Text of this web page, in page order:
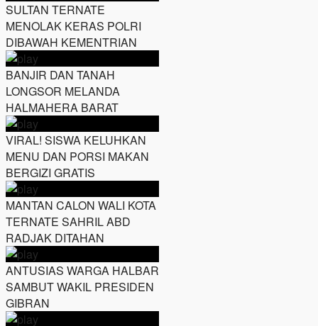
SULTAN TERNATE
MENOLAK KERAS POLRI
DIBAWAH KEMENTRIAN
BANJIR DAN TANAH
LONGSOR MELANDA
HALMAHERA BARAT
VIRAL! SISWA KELUHKAN
MENU DAN PORSI MAKAN
BERGIZI GRATIS
MANTAN CALON WALI KOTA
TERNATE SAHRIL ABD
RADJAK DITAHAN
ANTUSIAS WARGA HALBAR
SAMBUT WAKIL PRESIDEN
GIBRAN